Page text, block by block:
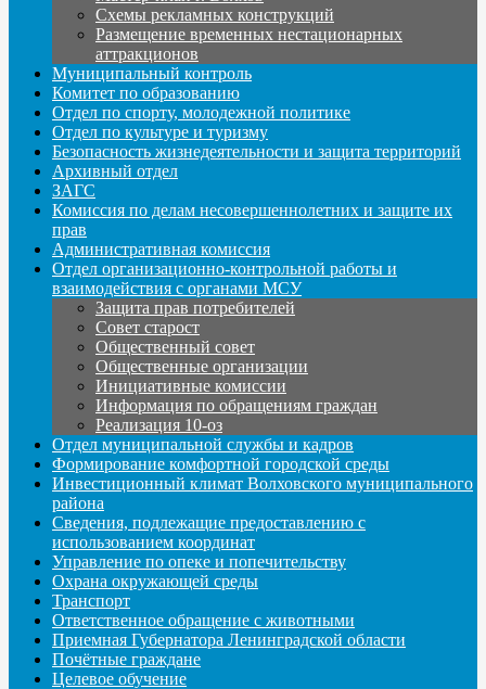
Схемы рекламных конструкций
Размещение временных нестационарных
аттракционов
Муниципальный контроль
Комитет по образованию
Отдел по спорту, молодежной политике
Отдел по культуре и туризму
Безопасность жизнедеятельности и защита территорий
Архивный отдел
ЗАГС
Комиссия по делам несовершеннолетних и защите их
прав
Административная комиссия
Отдел организационно-контрольной работы и
взаимодействия с органами МСУ
Защита прав потребителей
Совет старост
Общественный совет
Общественные организации
Инициативные комиссии
Информация по обращениям граждан
Реализация 10-оз
Отдел муниципальной службы и кадров
Формирование комфортной городской среды
Инвестиционный климат Волховского муниципального
района
Сведения, подлежащие предоставлению с
использованием координат
Управление по опеке и попечительству
Охрана окружающей среды
Транспорт
Ответственное обращение с животными
Приемная Губернатора Ленинградской области
Почётные граждане
Целевое обучение